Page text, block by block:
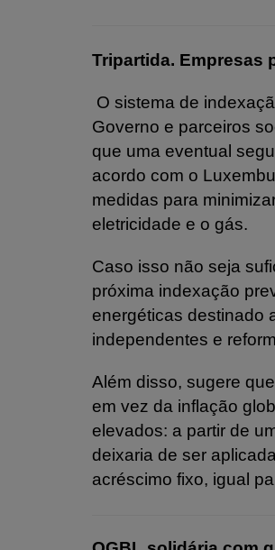
Tripartida. Empresas
O sistema de
Governo e parceiros
que uma eventual
acordo com o
medidas para
eletricidade e o gás.
Caso isso não seja
próxima indexação
energéticas destinado
independentes e
Além disso, sugere
em vez da inflação
elevados: a partir de
deixaria de ser
acréscimo fixo, igual